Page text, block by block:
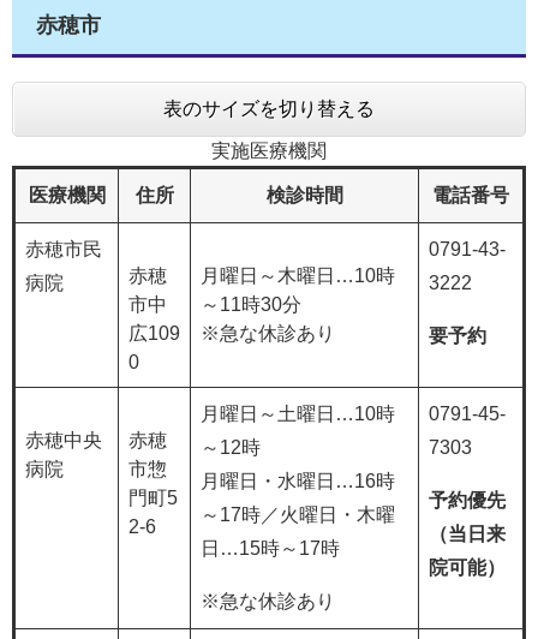
赤穂市
表のサイズを切り替える
実施医療機関
医療機関 住所 検診時間 電話番号
赤穂市民
病院
赤穂
市中
広109
0
月曜日～木曜日…10時
～11時30分
※急な休診あり
0791-43-
3222
要予約
赤穂中央
病院
赤穂
市惣
門町5
2-6
月曜日～土曜日…10時
～12時
月曜日・水曜日…16時
～17時／火曜日・木曜
日…15時～17時
※急な休診あり
0791-45-
7303
予約優先
（当日来
院可能）